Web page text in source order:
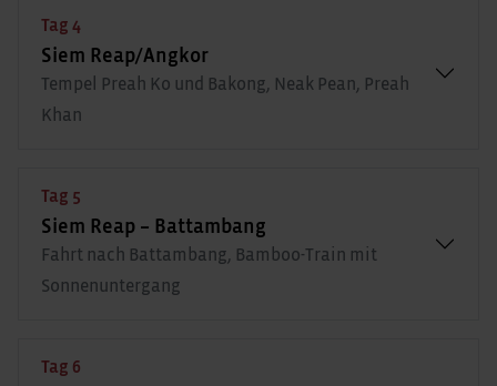
Tag 4
Siem Reap/Angkor
Tempel Preah Ko und Bakong, Neak Pean, Preah
Khan
Tag 5
Siem Reap – Battambang
Fahrt nach Battambang, Bamboo-Train mit
Sonnenuntergang
Tag 6